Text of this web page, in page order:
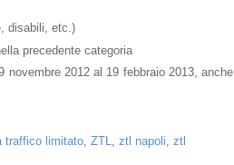
disabili, etc.)
precedente categoria
novembre 2012 al 19 febbraio 2013, anche
traffico limitato, ZTL, ztl napoli, ztl